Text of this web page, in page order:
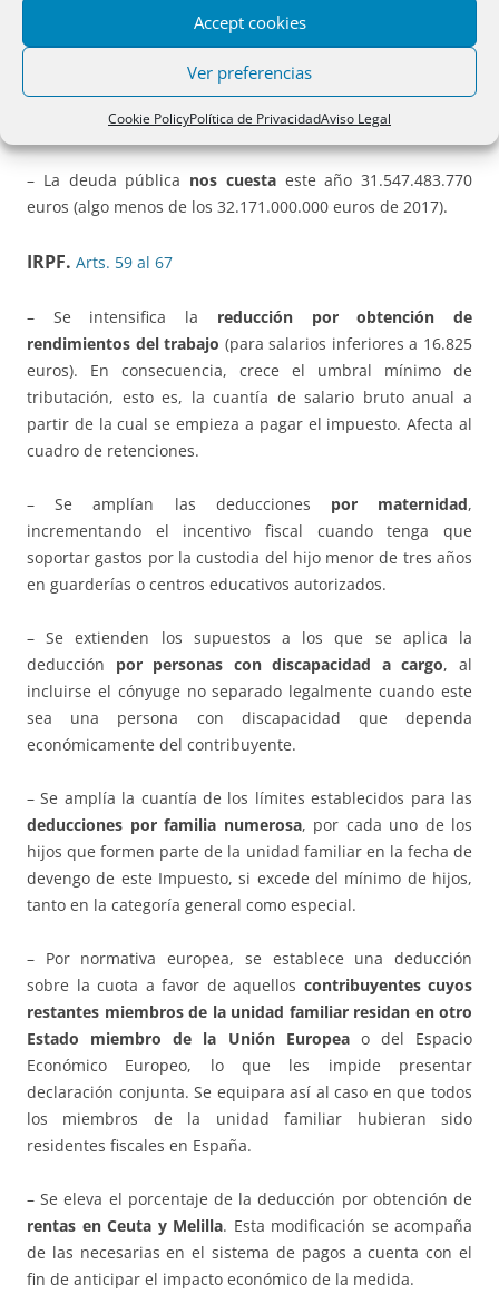
Accept cookies
Ver preferencias
Cookie PolicyPolítica de PrivacidadAviso Legal
– Se fija el límite de la cuantía de los recursos ajenos del
Fondo de Reestructuración Ordenada Bancaria (FROB) en
este ejercicio a 15.439.260 miles de euros (18.465.216,00
en 2017, 19.916.826 en 2016, 17.891.000 en 2015 y
63.500.000 en 2014).
– La deuda pública nos cuestaeste año 31.547.483.770
euros (algo menos de los 32.171.000.000 euros de 2017).
IRPF. Arts. 59 al 67
– Se intensifica la reducción por obtención de
rendimientos del trabajo (para salarios inferiores a 16.825
euros). En consecuencia, crece el umbral mínimo de
tributación, esto es, la cuantía de salario bruto anual a
partir de la cual se empieza a pagar el impuesto. Afecta al
cuadro de retenciones.
– Se amplían las deducciones por maternidad,
incrementando el incentivo fiscal cuando tenga que
soportar gastos por la custodia del hijo menor de tres años
en guarderías o centros educativos autorizados.
– Se extienden los supuestos a los que se aplica la
deducción por personas con discapacidad a cargo, al
incluirse el cónyuge no separado legalmente cuando este
sea una persona con discapacidad que dependa
económicamente del contribuyente.
– Se amplía la cuantía de los límites establecidos para las
deducciones por familia numerosa, por cada uno de los
hijos que formen parte de la unidad familiar en la fecha de
devengo de este Impuesto, si excede del mínimo de hijos,
tanto en la categoría general como especial.
– Por normativa europea, se establece una deducción
sobre la cuota a favor de aquellos contribuyentes cuyos
restantes miembros de la unidad familiar residan en otro
Estado miembro de la Unión Europeao del Espacio
Económico Europeo, lo que les impide presentar
declaración conjunta. Se equipara así al caso en que todos
los miembros de la unidad familiar hubieran sido
residentes fiscales en España.
– Se eleva el porcentaje de la deducción por obtención de
rentas en Ceuta y Melilla. Esta modificación se acompaña
de las necesarias en el sistema de pagos a cuenta con el
fin de anticipar el impacto económico de la medida.